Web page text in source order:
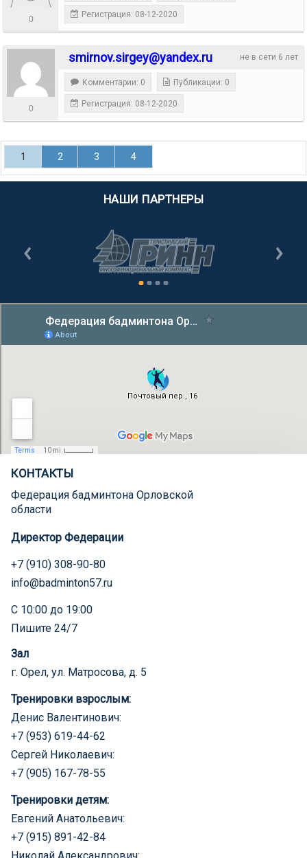
0 Регистрация: 08-12-2020
не в сети 6 лет
smirnov.sirgey@yandex.ru
0
Комментарии: 0 Публикации: 0
Регистрация: 08-12-2020
1 2 3 4
НАШИ ПАРТНЕРЫ
КОНТАКТЫ
Федерация бадминтона Орловской
области
Директор Федерации
+7 (910) 308-90-80
info@badminton57.ru
С 10:00 до 19:00
Пишите 24/7
Зал
г. Орел, ул. Матросова, д. 5
Тренировки взрослым:
Денис Валентинович:
+7 (953) 619-44-62
Сергей Николаевич:
+7 (905) 167-78-55
Тренировки детям:
Евгений Анатольевич:
+7 (915) 891-42-84